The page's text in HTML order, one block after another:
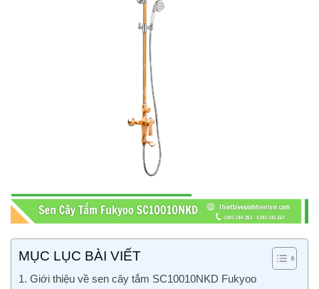
MỤC LỤC BÀI VIẾT
1. Giới thiệu về sen cây tắm SC10010NKD Fukyoo